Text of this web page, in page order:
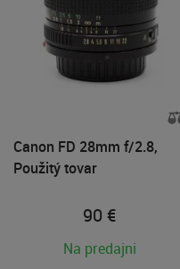
Canon FD 28mm f/2.8,
Použitý tovar
90 €
Na predajni